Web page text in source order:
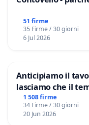
51 firme
35 Firme / 30 giorni
6 Jul 2026
Anticipiamo il
lasciamo che il
Domenico Racanati
1 508 firme
34 Firme / 30 giorni
20 Jun 2026